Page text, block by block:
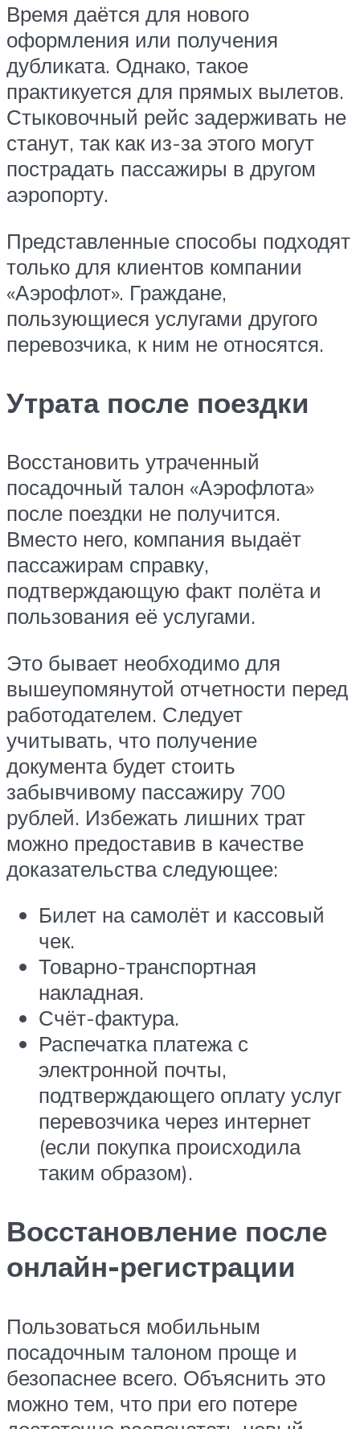
Время даётся для нового
оформления или получения
дубликата. Однако, такое
практикуется для прямых вылетов.
Стыковочный рейс задерживать не
станут, так как из-за этого могут
пострадать пассажиры в другом
аэропорту.
Представленные способы подходят
только для клиентов компании
«Аэрофлот». Граждане,
пользующиеся услугами другого
перевозчика, к ним не относятся.
Утрата после поездки
Восстановить утраченный
посадочный талон «Аэрофлота»
после поездки не получится.
Вместо него, компания выдаёт
пассажирам справку,
подтверждающую факт полёта и
пользования её услугами.
Это бывает необходимо для
вышеупомянутой отчетности перед
работодателем. Следует
учитывать, что получение
документа будет стоить
забывчивому пассажиру 700
рублей. Избежать лишних трат
можно предоставив в качестве
доказательства следующее:
Билет на самолёт и кассовый
чек.
Товарно-транспортная
накладная.
Счёт-фактура.
Распечатка платежа с
электронной почты,
подтверждающего оплату услуг
перевозчика через интернет
(если покупка происходила
таким образом).
Восстановление после
онлайн-регистрации
Пользоваться мобильным
посадочным талоном проще и
безопаснее всего. Объяснить это
можно тем, что при его потере